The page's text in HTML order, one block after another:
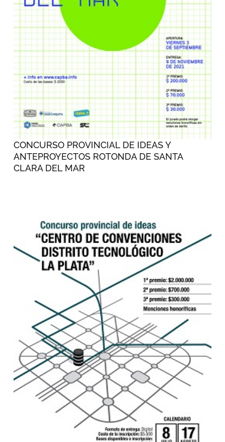
CONCURSO PROVINCIAL DE IDEAS Y
ANTEPROYECTOS ROTONDA DE SANTA
CLARA DEL MAR